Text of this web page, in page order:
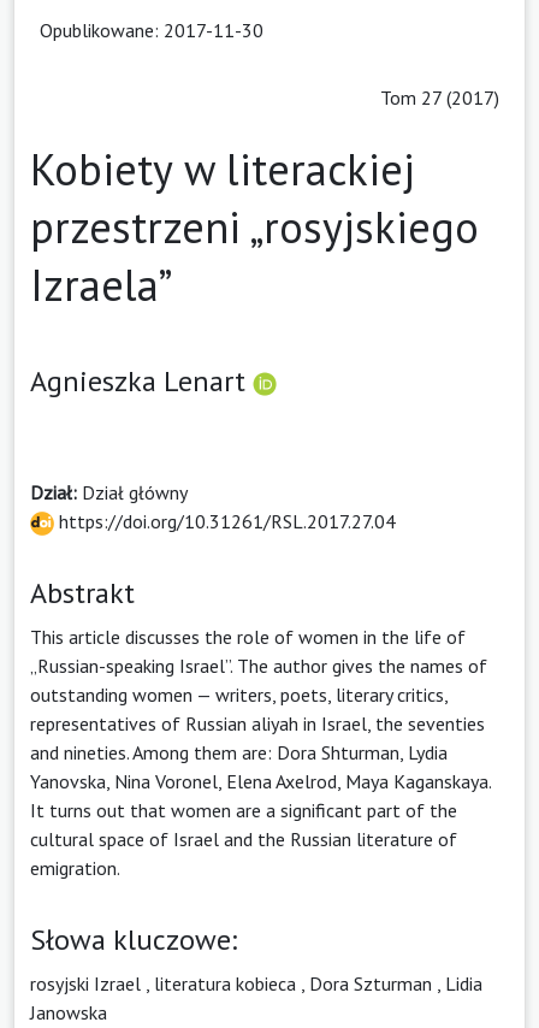
Opublikowane: 2017-11-30
Tom 27 (2017)
Kobiety w literackiej
przestrzeni „rosyjskiego
Izraela”
Agnieszka Lenart
Dział: Dział główny
https://doi.org/10.31261/RSL.2017.27.04
Abstrakt
This article discusses the role of women in the life of
„Russian-speaking Israel”. The author gives the names of
outstanding women — writers, poets, literary critics,
representatives of Russian aliyah in Israel, the seventies
and nineties. Among them are: Dora Shturman, Lydia
Yanovska, Nina Voronel, Elena Axelrod, Maya Kaganskaya.
It turns out that women are a significant part of the
cultural space of Israel and the Russian literature of
emigration.
Słowa kluczowe:
rosyjski Izrael literatura kobieca Dora Szturman
Lidia
Janowska